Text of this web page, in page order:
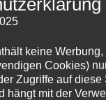
keine
Cookies)
Zugriffe auf
hängt mit der